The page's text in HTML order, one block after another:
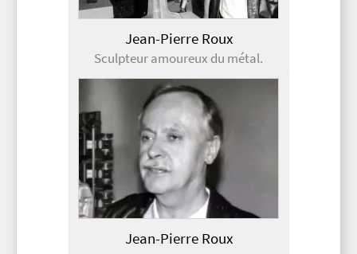
Jean-Pierre Roux
Sculpteur amoureux du métal.
Jean-Pierre Roux